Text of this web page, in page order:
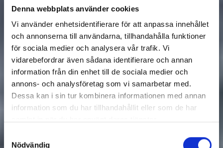
Denna webbplats använder cookies
Vi använder enhetsidentifierare för att anpassa innehållet
och annonserna till användarna, tillhandahålla funktioner
för sociala medier och analysera vår trafik. Vi
vidarebefordrar även sådana identifierare och annan
information från din enhet till de sociala medier och
annons- och analysföretag som vi samarbetar med.
Dessa kan i sin tur kombinera informationen med annan
information som du har tillhandahållit eller som de har
Nödvändig